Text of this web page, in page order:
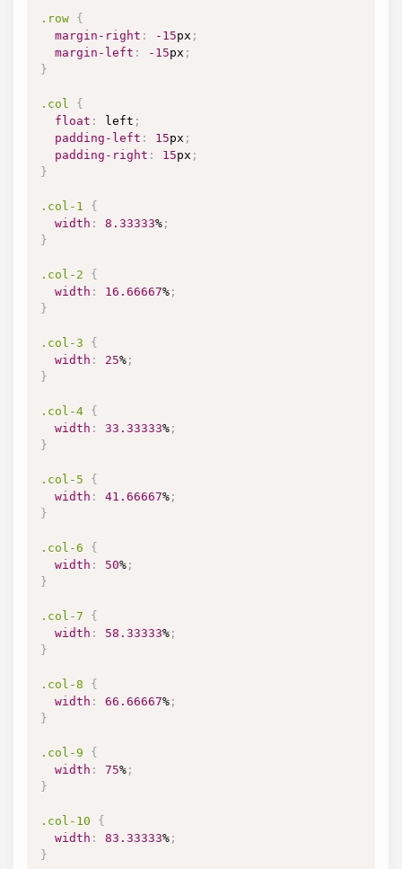
.row {
margin-right : -15px ;
margin-left : -15px ;
}
.col
{
float : left ;
padding-left : 15px ;
padding-right : 15px ;
}
.col-1
{
width : 8.33333% ;
}
.col-2
{
width : 16.66667% ;
}
.col-3
{
width : 25% ;
}
.col-4 {
width : 33.33333% ;
}
.col-5
{
width : 41.66667% ;
}
.col-6
{
width : 50% ;
}
.col-7
{
width : 58.33333% ;
}
.col-8
{
width : 66.66667% ;
}
.col-9
{
width : 75% ;
}
.col-10
{
width : 83.33333% ;
}